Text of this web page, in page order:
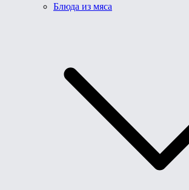
Блюда из мяса